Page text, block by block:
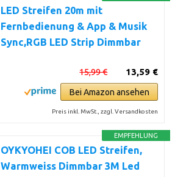
LED Streifen 20m mit
Fernbedienung & App & Musik
Sync,RGB LED Strip Dimmbar
13,59 €
15,99 €
Bei Amazon ansehen
Preis inkl. MwSt., zzgl. Versandkosten
EMPFEHLUNG
OYKYOHEI COB LED Streifen,
Warmweiss Dimmbar 3M Led